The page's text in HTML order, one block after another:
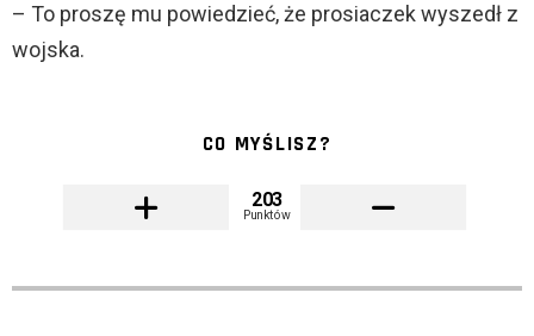
– To proszę mu powiedzieć, że prosiaczek wyszedł z
wojska.
CO MYŚLISZ?
203
Punktów